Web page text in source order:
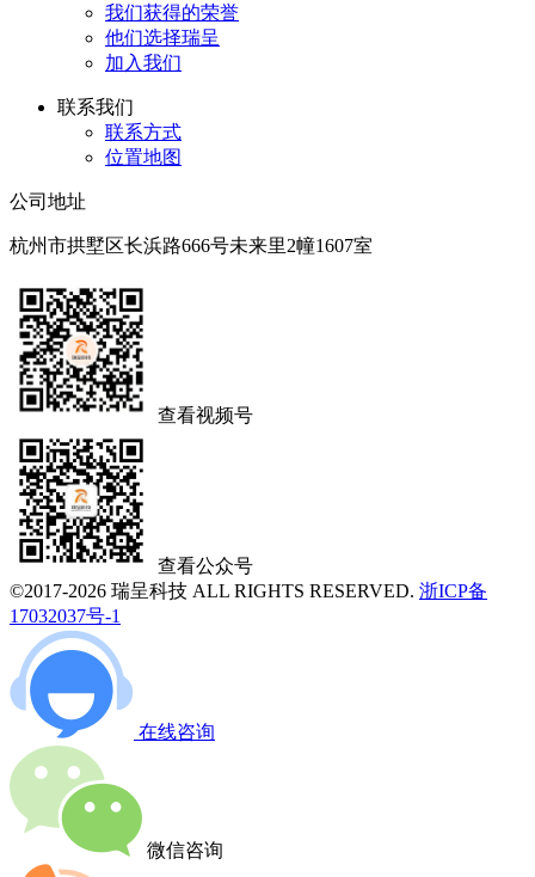
我们获得的荣誉
他们选择瑞呈
加入我们
联系我们
联系方式
位置地图
公司地址
杭州市拱墅区长浜路666号未来里2幢1607室
查看视频号
查看公众号
©2017-2026 瑞呈科技 ALL RIGHTS RESERVED. 浙ICP备
17032037号-1
在线咨询
微信咨询